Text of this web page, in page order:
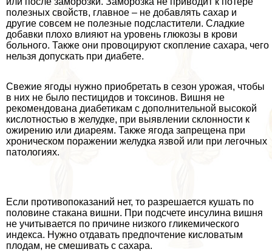
полезных свойств, главное – не добавлять сахар и
другие совсем не полезные подсластители. Сладкие
добавки плохо влияют на уровень глюкозы в крови
больного. Также они провоцируют скопление сахара, чего
нельзя допускать при диабете.
Свежие ягоды нужно приобретать в сезон урожая, чтобы
в них не было пестицидов и токсинов. Вишня не
рекомендована диабетикам с дополнительной высокой
кислотностью в желудке, при выявлении склонности к
ожирению или диареям. Также ягода запрещена при
хроническом поражении желудка язвой или при легочных
патологиях.
Если противопоказаний нет, то разрешается кушать по
половине стакана вишни. При подсчете инсулина вишня
не учитывается по причине низкого гликемического
индекса. Нужно отдавать предпочтение кисловатым
плодам, не смешивать с сахара.